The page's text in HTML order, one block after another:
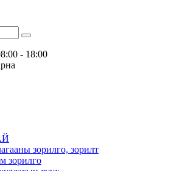
- 18:00
зорилго, зорилт
зорилго